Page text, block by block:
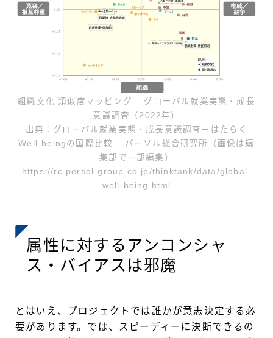
組織文化 類似度マッピング – グローバル就業実態・成長
意識調査（2022年）
出典：グローバル就業実態・成長意識調査－はたらく
Well-beingの国際比較 – パーソル総合研究所（画像は編
集部で一部編集）
https://rc.persol-group.co.jp/thinktank/data/global-
well-being.html
属性に対するアンコンシャ
ス・バイアスは邪魔
とはいえ、プロジェクトでは誰かが意志決定する必
要があります。では、スピーディーに決断できるの